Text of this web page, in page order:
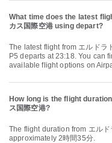
What time does the latest
カス国際空港 using depart?
The latest flight from エルドラド国際空港 to ラスアメリカス国際空港 with
P5 departs at 23:18. You can
available flight options on
How long is the flight
ス国際空港?
The flight duration from エルドラド国際空港 to ラスアメリカス国際空港 is
approximately 2時間35分.